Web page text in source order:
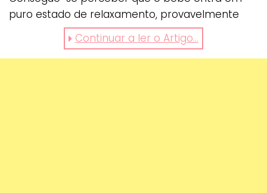
puro estado de relaxamento, provavelmente
deve sentir que ainda está dentro da barriga da
mãe… tendo em conta que ele é mergulhado na
água…
Continuar a ler o Artigo...